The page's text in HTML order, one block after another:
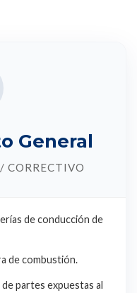
General
CORRECTIVO
de conducción de
de combustión.
partes expuestas al